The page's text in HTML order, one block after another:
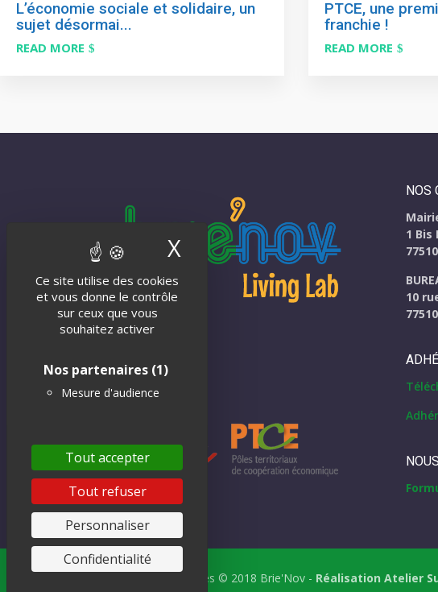
Ce site utilise des cookies
et vous donne le contrôle
sur ceux que vous
souhaitez activer
Nos partenaires (1)
Mesure d'audience
Tout accepter
Tout refuser
Personnaliser
Confidentialité
X Masquer le bandeau
L’économie sociale et solidaire, un
sujet désormai...
READ MORE
PTCE, une
franchie !
READ MORE
NOS
1 Bis
10
Tous droits réservés © 2018 Brie'Nov - Réalisation Atelier